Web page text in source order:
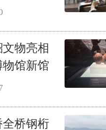
文物亮相
馆新馆
桥钢桁